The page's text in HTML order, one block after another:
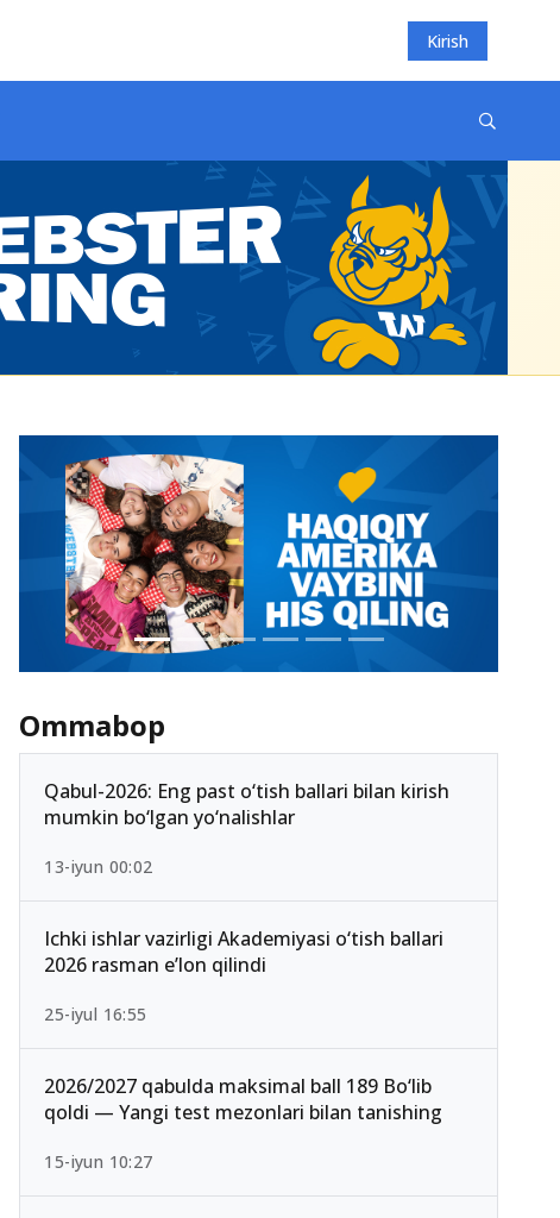
Kirish
Ommabop
Qabul-2026: Eng past o‘tish ballari bilan kirish
mumkin bo‘lgan yo‘nalishlar
13-iyun 00:02
Ichki ishlar vazirligi Akademiyasi o‘tish ballari
2026 rasman e’lon qilindi
25-iyul 16:55
2026/2027 qabulda maksimal ball 189 Bo‘lib
qoldi — Yangi test mezonlari bilan tanishing
15-iyun 10:27